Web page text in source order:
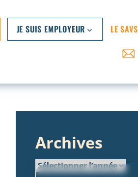
JE SUIS EMPLOYEUR LE SAVS
Archives